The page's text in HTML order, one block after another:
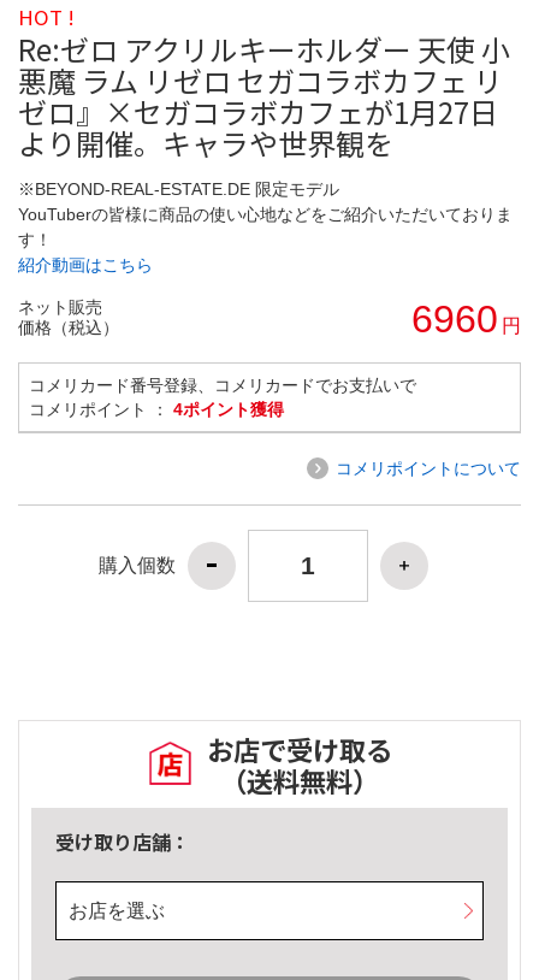
HOT !
Re:ゼロ アクリルキーホルダー 天使 小
悪魔 ラム リゼロ セガコラボカフェ リ
ゼロ』×セガコラボカフェが1月27日
より開催。キャラや世界観を
※BEYOND-REAL-ESTATE.DE 限定モデル
YouTuberの皆様に商品の使い心地などをご紹介いただいておりま
す！
紹介動画はこちら
ネット販売
価格（税込）
6960 円
コメリカード番号登録、コメリカードでお支払いで
コメリポイント ： 4ポイント獲得
コメリポイントについて
購入個数
お店で受け取る
（送料無料）
受け取り店舗：
お店を選ぶ